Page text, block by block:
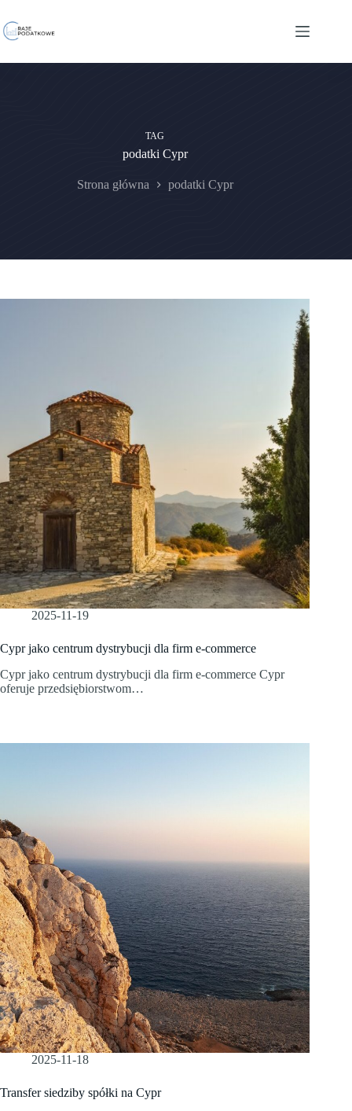
do
treści
TAG
podatki Cypr
Strona główna podatki Cypr
2025-11-19
Cypr jako centrum dystrybucji dla firm e-commerce
Cypr jako centrum dystrybucji dla firm e-commerce Cypr
oferuje przedsiębiorstwom…
2025-11-18
Transfer siedziby spółki na Cypr